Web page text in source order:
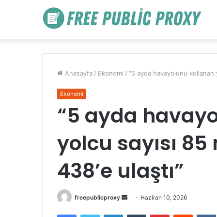
Anasayfa / Ekonomi / “5 ayda havayolunu kullanan
Ekonomi
“5 ayda
yolcu sayısı
438’e ulaştı”
freepublicproxy
Bir
Haziran 10, 2026
FacebookTwitter LinkedInTumblr PinterestReddit